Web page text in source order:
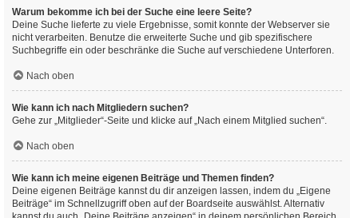
Warum bekomme ich bei der Suche eine leere Seite?
Deine Suche lieferte zu viele Ergebnisse, somit konnte der Webserver sie
nicht verarbeiten. Benutze die erweiterte Suche und gib spezifischere
Suchbegriffe ein oder beschränke die Suche auf verschiedene Unterforen.
Nach oben
Wie kann ich nach Mitgliedern suchen?
Gehe zur „Mitglieder“-Seite und klicke auf „Nach einem Mitglied suchen“.
Nach oben
Wie kann ich meine eigenen Beiträge und Themen finden?
Deine eigenen Beiträge kannst du dir anzeigen lassen, indem du „Eigene
Beiträge“ im Schnellzugriff oben auf der Boardseite auswählst. Alternativ